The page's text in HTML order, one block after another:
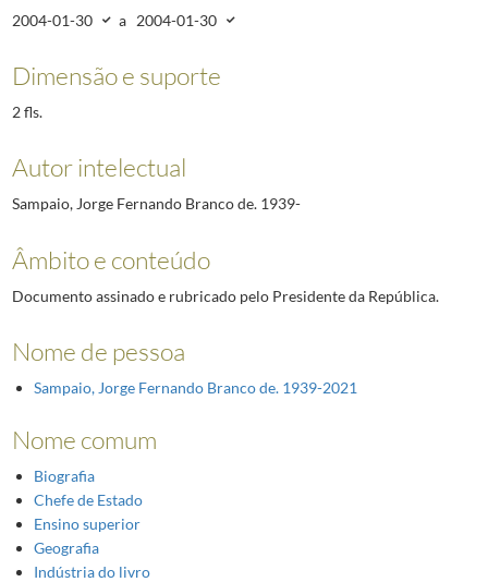
2004-01-30 a 2004-01-30
Dimensão e suporte
2 fls.
Autor intelectual
Sampaio, Jorge Fernando Branco de. 1939-
Âmbito e conteúdo
Documento assinado e rubricado pelo Presidente da República.
Nome de pessoa
Sampaio, Jorge Fernando Branco de. 1939-2021
Nome comum
Biografia
Chefe de Estado
Ensino superior
Geografia
Indústria do livro